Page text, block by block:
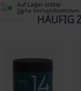
Auf Lager online
Siehe Versandoptionen
HÄUFIG